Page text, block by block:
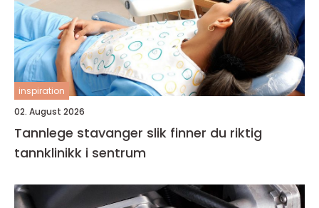
inspiration
02. August 2026
Tannlege stavanger slik finner du riktig
tannklinikk i sentrum